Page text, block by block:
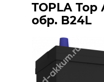
TOPLA Top
обр. B24L